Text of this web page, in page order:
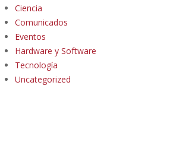
Ciencia
Comunicados
Eventos
Hardware y Software
Tecnología
Uncategorized